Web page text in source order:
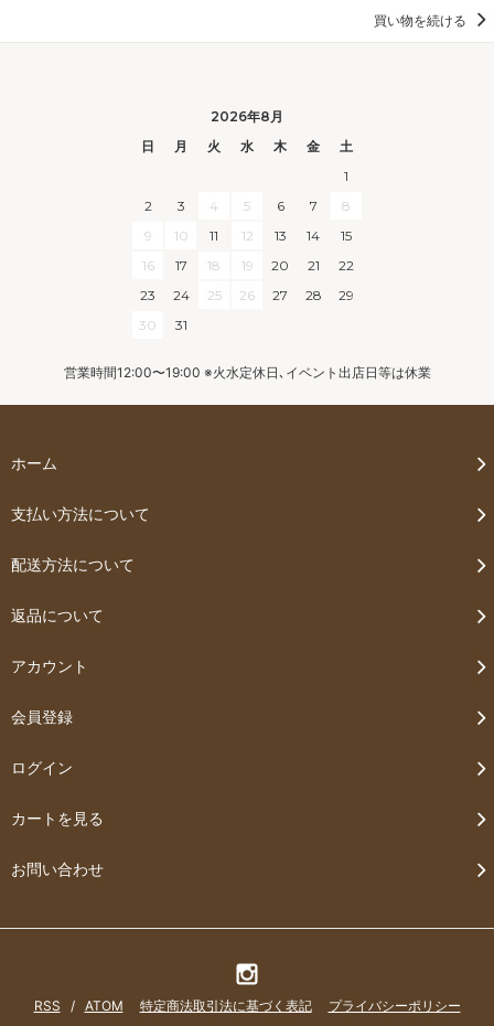
買い物を続ける
2026年8月
日
月 火 水 木 金
土
1
2
3 4 5 6 7
8
9
10 11 12 13 14
15
16
17 18 19 20 21
22
23
24 25 26 27 28
29
30
31
営業時間12:00〜19:00 ※火水定休日､イベント出店日等は休業
ホーム
支払い方法について
配送方法について
返品について
アカウント
会員登録
ログイン
カートを見る
お問い合わせ
RSS / ATOM 特定商法取引法に基づく表記 プライバシーポリシー